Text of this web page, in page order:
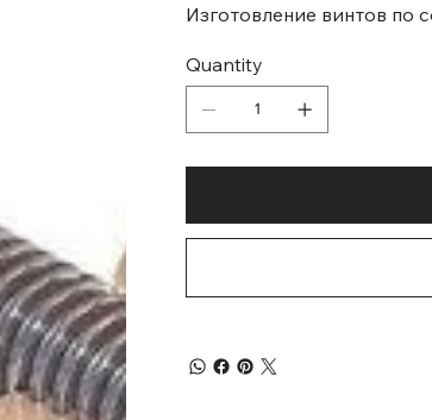
Изготовление винтов по
Quantity